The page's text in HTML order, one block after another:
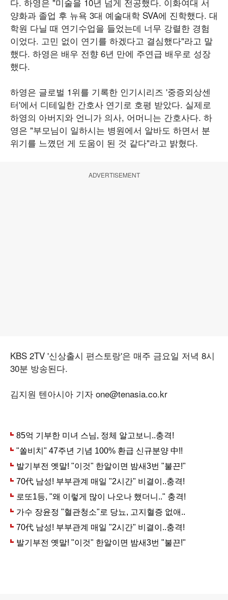
양화과 졸업 후 뉴욕 3대 예술대학 SVA에 진학했다. 대
학원 다닐 때 연기수업을 들었는데 너무 강렬한 경험
이었다. 고민 없이 연기를 하겠다고 결심했다"라고 말
했다. 하영은 배우 전향 6년 만에 주연급 배우로 성장
했다.
하영은 글로벌 1위를 기록한 인기시리즈 '중증외상센
터'에서 디테일한 간호사 연기로 호평 받았다. 실제로
하영의 아버지와 언니가 의사, 어머니는 간호사다. 하
영은 "부모님이 일하시는 병원에서 알바도 하면서 분
위기를 느꼈던 게 도움이 된 것 같다"라고 밝혔다.
ADVERTISEMENT
KBS 2TV '신상출시 편스토랑'은 매주 금요일 저녁 8시
30분 방송된다.
김지원 텐아시아 기자 one@tenasia.co.kr